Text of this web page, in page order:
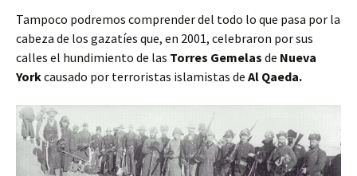
Tampoco podremos comprender del todo lo que pasa por la
cabeza de los gazatíes que, en 2001, celebraron por sus
calles el hundimiento de las Torres Gemelas de Nueva
Yorkcausado por terroristas islamistas de Al Qaeda.